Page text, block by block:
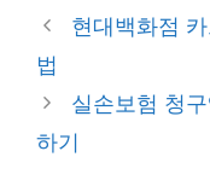
테
현대백화점
법
실손보험 청
하기